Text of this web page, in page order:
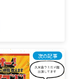
次の記事